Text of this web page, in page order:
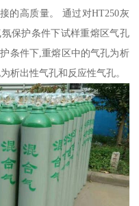
的高质量。 通过对HT250灰
保护条件下试样重熔区气孔
条件下,重熔区中的气孔为析
析出性气孔和反应性气孔。